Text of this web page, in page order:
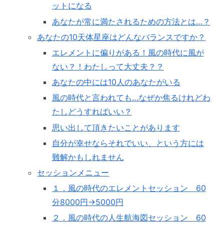
ットになる
あなたが常に満たされるための方法とは…？
あなたの10天体星座はどんなバランスですか？
エレメントに偏りがある！風の時代に風が
ない？！わたしって大丈夫？？
あなたの中には10人のあなたがいる
風の時代と言われても…なぜか焦るけれどわ
たしどうすればいい？
思い出して頂きたいことがあります
自分が幸せならそれでいい、という方には
難解かもしれません
セッションメニュー
１．風の時代のエレメントセッション 60
分8000円→5000円
２．風の時代の人生航海図セッション 60